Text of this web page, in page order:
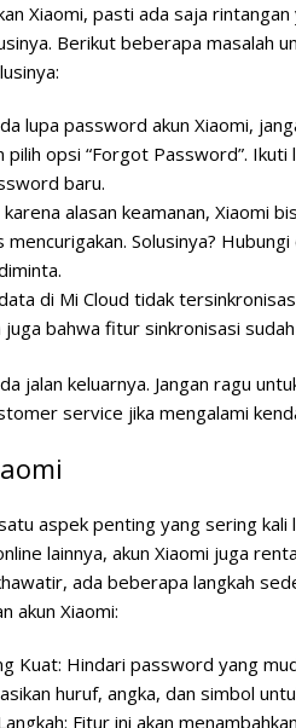
Xiaomi, pasti ada saja
Berikut beberapa masalah
lupa password akun Xiaomi,
pilih opsi “Forgot Password”.
baru.
alasan keamanan, Xiaomi
Solusinya?
data di Mi Cloud tidak
bahwa fitur sinkronisasi
jalan keluarnya. Jangan ragu
service jika mengalami
aspek penting yang sering
lainnya, akun Xiaomi juga
ada beberapa langkah
akun Xiaomi:
Kuat: Hindari password yang
huruf, angka, dan simbol
Fitur ini akan